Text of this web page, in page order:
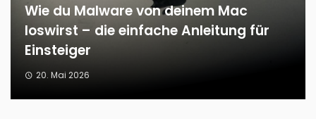
Wie du Malware von deinem Mac
loswirst – die einfache Anleitung für
Einsteiger
20. Mai 2026